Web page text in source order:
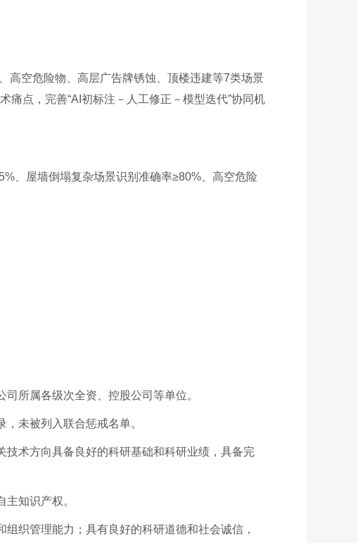
高空危险物、高层广告牌锈蚀、顶楼违建等7类场景
痛点，完善“AI初标注－人工修正－模型迭代”协同机
、屋墙倒塌复杂场景识别准确率≥80%、高空危险
所属各级次全资、控股公司等单位。
未被列入联合惩戒名单。
技术方向具备良好的科研基础和科研业绩，具备完
知识产权。
织管理能力；具有良好的科研道德和社会诚信，